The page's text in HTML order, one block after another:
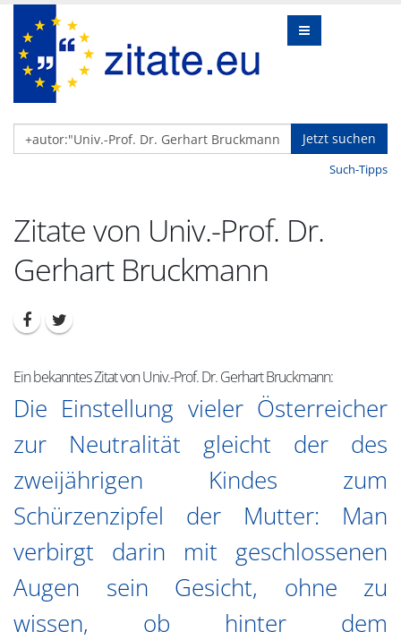
Jetzt suchen
Such-Tipps
Zitate von Univ.-Prof. Dr.
Gerhart Bruckmann
Ein bekanntes Zitat von Univ.-Prof. Dr. Gerhart Bruckmann:
Die Einstellung vieler Österreicher
zur Neutralität gleicht der des
zweijährigen Kindes zum
Schürzenzipfel der Mutter: Man
verbirgt darin mit geschlossenen
Augen sein Gesicht, ohne zu
wissen, ob hinter dem